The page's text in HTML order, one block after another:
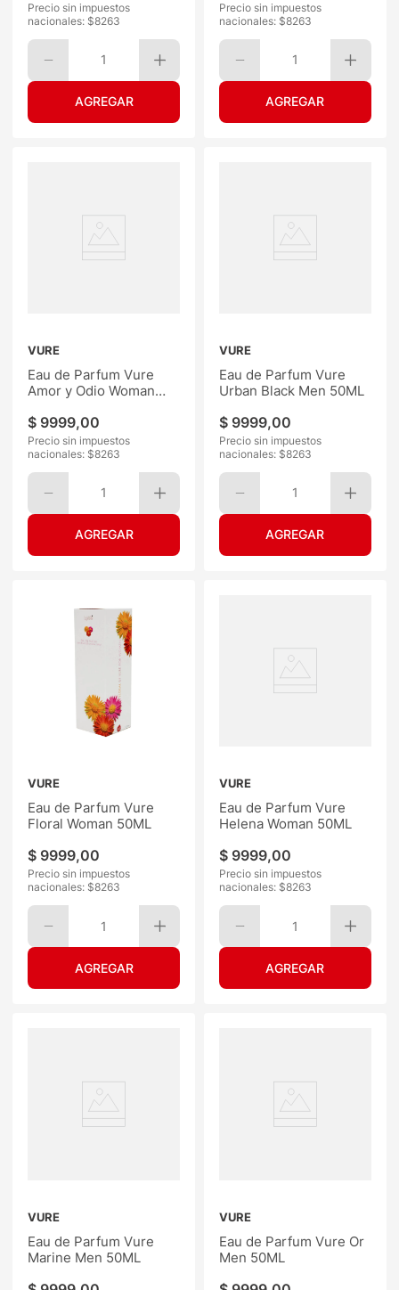
Precio sin impuestos
nacionales: $8263
1
Precio sin impuestos
nacionales: $8263
1
VURE
Eau de Parfum Vure
Amor y Odio Woman
$ 9999,00
Precio sin impuestos
nacionales: $8263
1
VURE
Eau de Parfum Vure
Urban Black Men 50ML
$ 9999,00
Precio sin impuestos
nacionales: $8263
1
VURE
Eau de Parfum Vure
Floral Woman 50ML
$ 9999,00
Precio sin impuestos
nacionales: $8263
1
VURE
Eau de Parfum Vure
Helena Woman 50ML
$ 9999,00
Precio sin impuestos
nacionales: $8263
1
VURE
Eau de Parfum Vure
Marine Men 50ML
VURE
Eau de Parfum Vure Or
Men 50ML